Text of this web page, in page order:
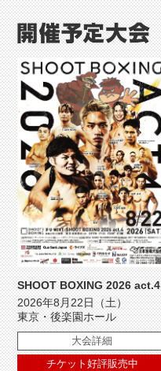
SHOOT BOXING 2026 act.4
2026年8月22日（土）
東京・後楽園ホール
大会詳細
チケット好評販売中